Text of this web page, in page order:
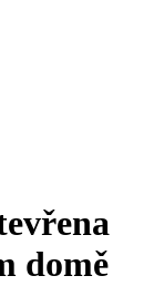
domě